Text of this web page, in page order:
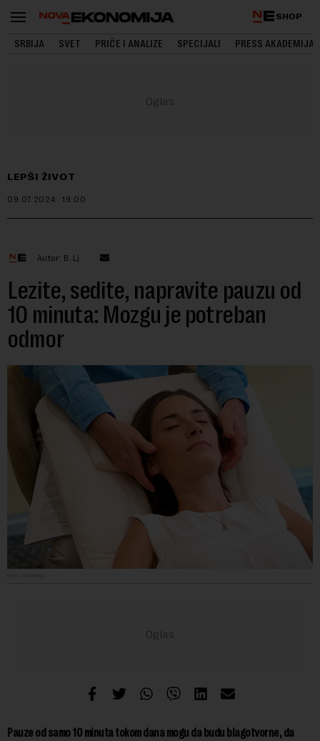
SHOP
SRBIJA SVET PRIČE I ANALIZE SPECIJALI PRESS AKADEMIJA
LEPŠI ŽIVOT
09.07.2024. 19:00
Autor: B. Lj.
Lezite, sedite, napravite pauzu od
10 minuta: Mozgu je potreban
odmor
Pauze od samo 10 minuta tokom dana mogu da budu blagotvorne, da